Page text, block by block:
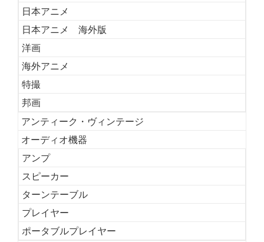
日本アニメ
日本アニメ 海外版
洋画
海外アニメ
特撮
邦画
アンティーク・ヴィンテージ
オーディオ機器
アンプ
スピーカー
ターンテーブル
プレイヤー
ポータブルプレイヤー